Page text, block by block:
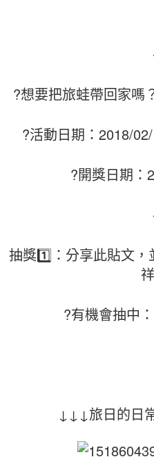
?想要把旅蛙帶回家嗎
?活動日期：2018/
?開獎日期：
抽獎1️⃣：分享此貼文
?有機會抽中
↓ ↓ ↓旅日的日